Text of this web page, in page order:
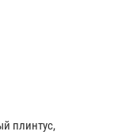
плинтус,